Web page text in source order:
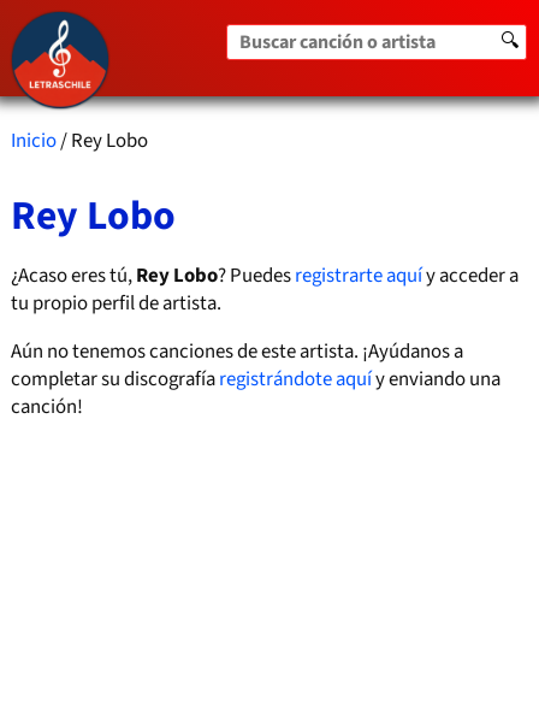
Buscar canción o artista 🔍
Inicio/ Rey Lobo
Rey Lobo
¿Acaso eres tú,Rey Lobo? Puedesregistrarte aquíy acceder a
tu propio perfil de artista.
Aún no tenemos canciones de este artista. ¡Ayúdanos a
completar su discografíaregistrándote aquíy enviando una
canción!